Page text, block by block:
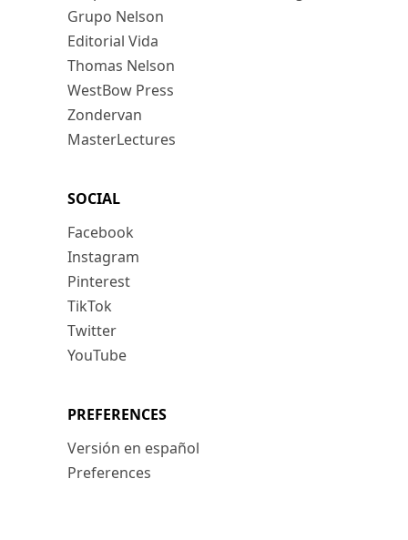
Grupo Nelson
Editorial Vida
Thomas Nelson
WestBow Press
Zondervan
MasterLectures
SOCIAL
Facebook
Instagram
Pinterest
TikTok
Twitter
YouTube
PREFERENCES
Versión en español
Preferences